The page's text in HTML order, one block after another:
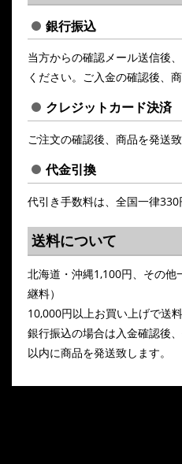
銀行振込
当方からの確認メール送信後
ください。ご入金の確認後、
クレジットカード決済
ご注文の確認後、商品を発送致
代金引換
代引き手数料は、全国一律330
送料について
北海道・沖縄1,100円、その
継料）
10,000円以上お買い上げで送
銀行振込の場合は入金確認後
以内に商品を発送致します。